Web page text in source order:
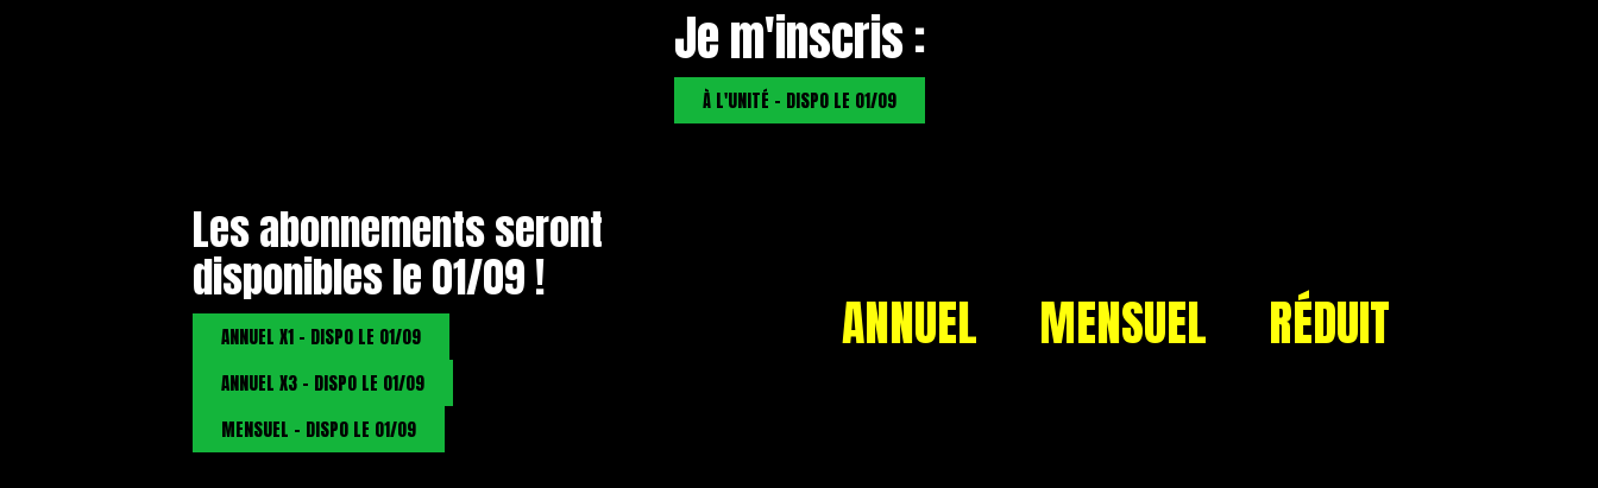
Je m'inscris :
À L'UNITÉ - DISPO LE 01/09
Les abonnements seront
disponibles le 01/09 !
ANNUEL X1 - DISPO LE 01/09
ANNUEL X3 - DISPO LE 01/09
MENSUEL - DISPO LE 01/09
ANNUEL MENSUEL RÉDUIT